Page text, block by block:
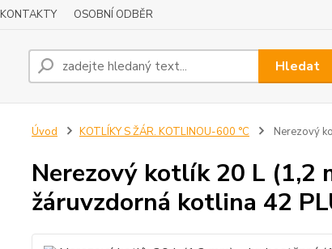
KONTAKTY OSOBNÍ ODBĚR
Hledat
Úvod KOTLÍKY S ŽÁR. KOTLINOU-600 °C Nerezový
Nerezový kotlík 20 L (1,2
žáruvzdorná kotlina 42